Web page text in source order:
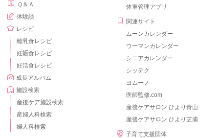
Ｑ＆Ａ
体験談
レシピ
離乳食レシピ
妊娠食レシピ
妊活食レシピ
成長アルバム
施設検索
産後ケア施設検索
産婦人科検索
婦人科検索
体重管理アプリ
関連サイト
ムーンカレンダー
ウーマンカレンダー
シニアカレンダー
シッテク
ヨムーノ
医師監修.com
産後ケアサロン ひより青山
産後ケアサロン ひより芝浦
子育て支援団体